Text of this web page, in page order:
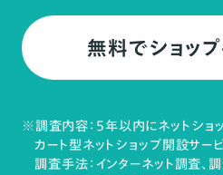
無料でショッ
※調査内容：5年以内にネットショ
カート型ネットショップ開設サー
調査手法：インターネット調査